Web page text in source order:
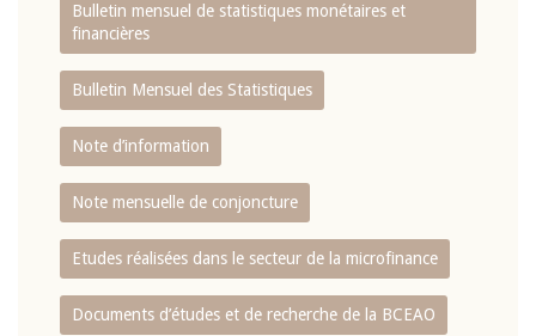
Bulletin mensuel de statistiques monétaires et
financières
Bulletin Mensuel des Statistiques
Note d’information
Note mensuelle de conjoncture
Etudes réalisées dans le secteur de la microfinance
Documents d’études et de recherche de la BCEAO